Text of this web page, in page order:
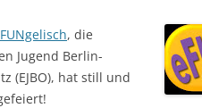
, die
Jugend Berlin-
(EJBO), hat still und